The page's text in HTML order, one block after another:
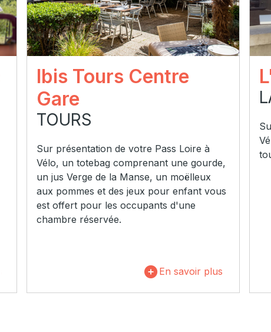
Ibis Tours Centre
Gare
TOURS
Sur présentation de votre Pass Loire à
Vélo, un totebag comprenant une gourde,
un jus Verge de la Manse, un moëlleux
aux pommes et des jeux pour enfant vous
est offert pour les occupants d'une
chambre réservée.
En savoir plus